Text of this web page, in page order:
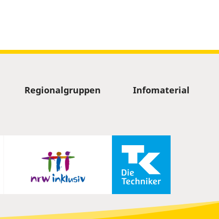
Regionalgruppen Infomaterial